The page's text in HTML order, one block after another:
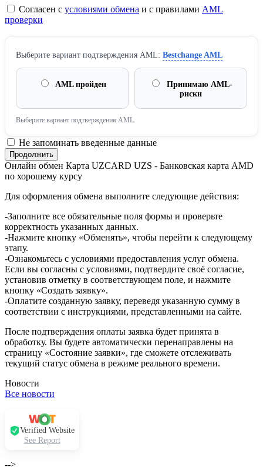
Согласен с условиями обмена и с правилами AML
проверки
Выберите вариант подтверждения AML: Bestchange AML
AML пройден
Принимаю AML-
риски
Выберите вариант подтверждения AML.
Не запоминать введенные данные
Онлайн обмен Карта UZCARD UZS - Банковская карта AMD
по хорошему курсу
Для оформления обмена выполните следующие действия:
-Заполните все обязательные поля формы и проверьте
корректность указанных данных.
-Нажмите кнопку «Обменять», чтобы перейти к следующему
этапу.
-Ознакомьтесь с условиями предоставления услуг обмена.
Если вы согласны с условиями, подтвердите своё согласие,
установив отметку в соответствующем поле, и нажмите
кнопку «Создать заявку».
-Оплатите созданную заявку, переведя указанную сумму в
соответствии с инструкциями, представленными на сайте.
После подтверждения оплаты заявка будет принята в
обработку. Вы будете автоматически перенаправлены на
страницу «Состояние заявки», где сможете отслеживать
текущий статус обмена в режиме реального времени.
Новости
Все новости
Verified Website
See Report
-->